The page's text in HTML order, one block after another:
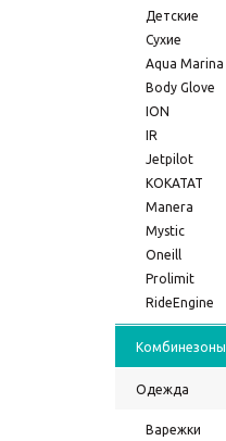
Детские
Сухие
Aqua Marina
Body Glove
ION
IR
Jetpilot
KOKATAT
Manera
Mystic
Oneill
Prolimit
RideEngine
Комбинезоны
Одежда
Варежки